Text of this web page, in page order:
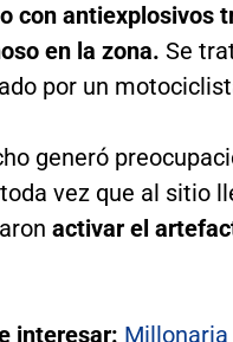
con antiexplosivos
en la zona. Se
por un
generó
vez que al sitio
activar el
interesar: